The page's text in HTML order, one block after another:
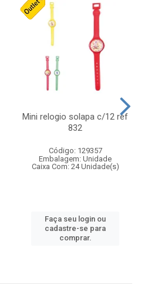
Mini relogio solapa c/12 ref
832
Código: 129357
Embalagem: Unidade
Caixa Com: 24 Unidade(s)
Faça seu login ou
cadastre-se para
comprar.